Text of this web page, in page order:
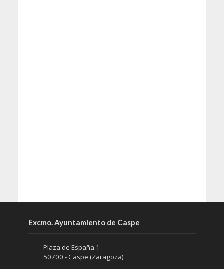
Excmo. Ayuntamiento de Caspe
Plaza de España 1
50700 - Caspe (Zaragoza)